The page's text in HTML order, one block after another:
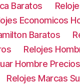
Baratos
Economicos
Baratos
Relojes
Hombre Precios
Relojes Marcas